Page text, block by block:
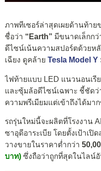
ภาพทีเซอร์ล่าสุดเผยด้านท้าย
ชื่อว่า “Earth” มีขนาดเล็กกว่
ดีไซน์เน้นความสปอร์ตด้วยห
เฉียง ดูคล้าย Tesla Model Y
ไฟท้ายแบบ LED แนวนอนเรี
และซุ้มล้อดีไซน์เฉพาะ ชี้ชัดว่
ความพรีเมียมแต่เข้าถึงได้มา
รถรุ่นใหม่นี้จะผลิตที่โรงงาน
ซาอุดีอาระเบีย โดยตั้งเป้าเ
วางขายในราคาต่ำกว่า
บาท) ซึ่งถือว่าถูกที่สุดในไลน์